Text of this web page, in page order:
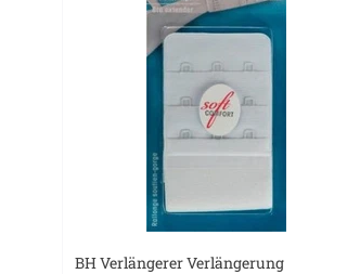
BH Verlängerer Verlängerung